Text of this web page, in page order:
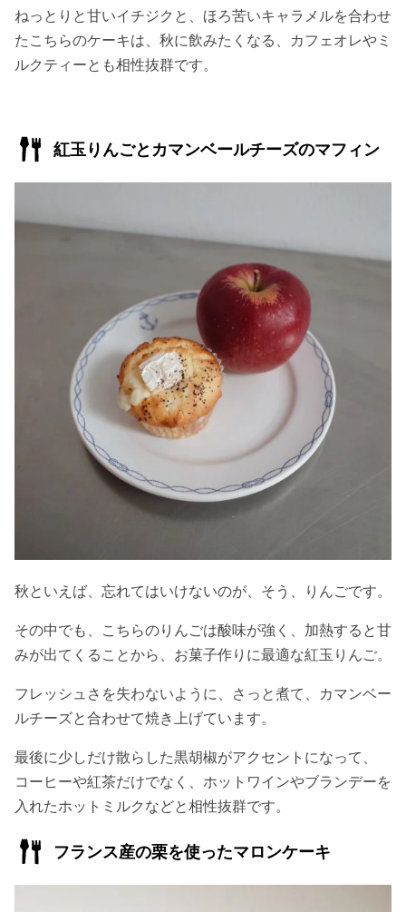
ねっとりと甘いイチジクと、ほろ苦いキャラメルを合わせ
たこちらのケーキは、秋に飲みたくなる、カフェオレやミ
ルクティーとも相性抜群です。
紅玉りんごとカマンベールチーズのマフィン
秋といえば、忘れてはいけないのが、そう、りんごです。
その中でも、こちらのりんごは酸味が強く、加熱すると甘
みが出てくることから、お菓子作りに最適な紅玉りんご。
フレッシュさを失わないように、さっと煮て、カマンベー
ルチーズと合わせて焼き上げています。
最後に少しだけ散らした黒胡椒がアクセントになって、
コーヒーや紅茶だけでなく、ホットワインやブランデーを
入れたホットミルクなどと相性抜群です。
フランス産の栗を使ったマロンケーキ